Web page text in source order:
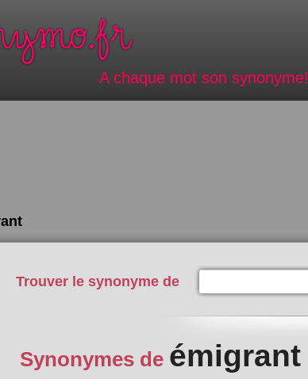
A chaque mot son synonyme!
Trouver le synonyme de
Synonymes de émigrant